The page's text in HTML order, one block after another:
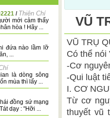
/ Thiện Chí
mới cảm thấy
hòa ! Hãy ...
đứa nào lầm lỡ
...
là dòng sông
mùa thì lấy ...
đồng sứ mạng
dạy : "Hỡi ...
VŨ
VŨ TRỤ
Có thể nói
-Cơ
-Qui luật
I. CƠ
Từ cơ
thuyết vũ